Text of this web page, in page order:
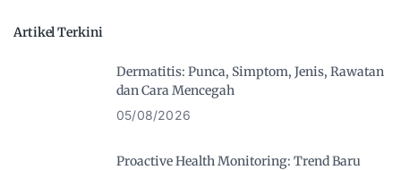
Artikel Terkini
Dermatitis: Punca, Simptom, Jenis, Rawatan
dan Cara Mencegah
05/08/2026
Proactive Health Monitoring: Trend Baru